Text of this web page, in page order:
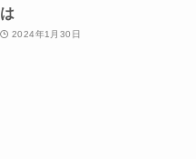
は
2024年1月30日